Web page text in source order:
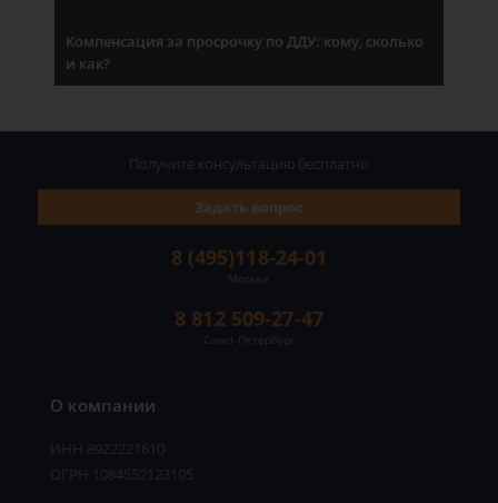
Компенсация за просрочку по ДДУ: кому, сколько
и как?
О компании
ИНН 8922221610
ОГРН 1084552123105
8 (495)118-24-01
Москва
8 812 509-27-47
Санкт-Петербург
Задать вопрос
Получите консультацию бесплатно